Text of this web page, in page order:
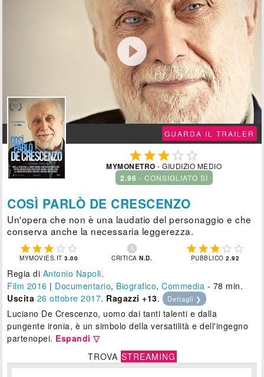

GUARDA IL TRAILER
  
MYMONETRO - GIUDIZIO MEDIO
2.96 - CONSIGLIATO SÌ
COSÌ PARLÒ DE CRESCENZO
Un'opera che non è una laudatio del personaggio e che
conserva anche la necessaria leggerezza.
    
MYMOVIES.IT3.00

CRITICAN.D.
    
PUBBLICO2.92
Regia di Antonio Napoli.
Film 2016 | Documentario, Biografico,Commedia - 78 min.
Uscita 26 ottobre 2017. Ragazzi +13. Dettagli ❯
Luciano De Crescenzo, uomo dai tanti talenti e dalla
pungente ironia, è un simbolo della versatilità e dell'ingegno
partenopei. Espandi ▽
TROVA STREAMING